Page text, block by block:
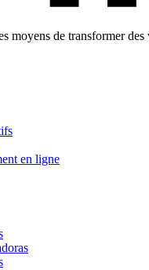
moyens de transformer
en ligne